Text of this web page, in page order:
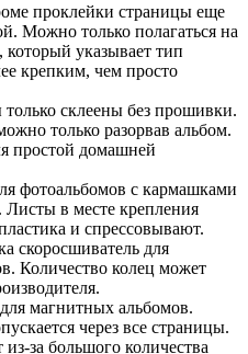
проклейки страницы еще
Можно только полагаться на
который указывает тип
крепким, чем просто
склеены без прошивки.
только разорвав альбом.
простой домашней
фотоальбомов с кармашками
в месте крепления
и спрессовывают.
скоросшиватель для
Количество колец может
магнитных альбомов.
через все страницы.
за большого количества